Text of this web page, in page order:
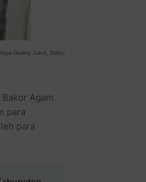
Gading Jakut, Sabtu
Agam
para
para